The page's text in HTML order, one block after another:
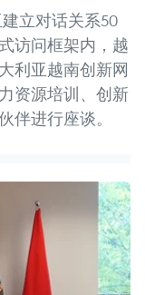
立对话关系50
访问框架内，越
利亚越南创新网
资源培训、创新
伴进行座谈。